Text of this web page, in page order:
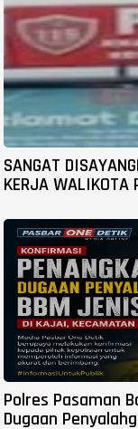
SANGAT
KERJA WALIKOTA
Polres Pasaman
Dugaan